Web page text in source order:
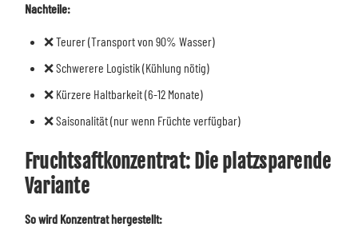
Nachteile:
❌ Teurer (Transport von 90% Wasser)
❌ Schwerere Logistik (Kühlung nötig)
❌ Kürzere Haltbarkeit (6-12 Monate)
❌ Saisonalität (nur wenn Früchte verfügbar)
Fruchtsaftkonzentrat: Die platzsparende
Variante
So wird Konzentrat hergestellt: